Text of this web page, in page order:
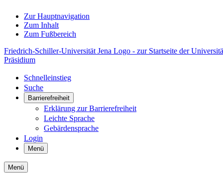
Zur Hauptnavigation
Zum Inhalt
Zum Fußbereich
Friedrich-Schiller-Universität Jena Logo - zur Startseite der
Präsidium
Schnelleinstieg
Suche
Barrierefreiheit
Erklärung zur Barrierefreiheit
Leichte Sprache
Gebärdensprache
Login
Menü
Menü